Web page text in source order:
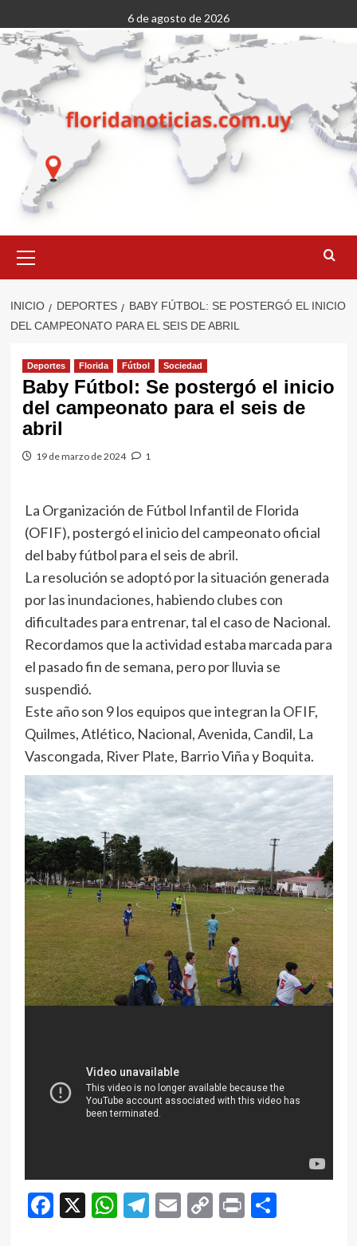
al
contenido
6 de agosto de 2026
primario
INICIO DEPORTES
BABY FÚTBOL: SE POSTERGÓ EL INICIO
DEL CAMPEONATO PARA EL SEIS DE ABRIL
Deportes Florida Fútbol Sociedad
Baby Fútbol: Se postergó el inicio
del campeonato para el seis de
abril
19 de marzo de 2024 1
La Organización de Fútbol Infantil de Florida
(OFIF), postergó el inicio del campeonato oficial
del baby fútbol para el seis de abril.
La resolución se adoptó por la situación generada
por las inundaciones, habiendo clubes con
dificultades para entrenar, tal el caso de Nacional.
Recordamos que la actividad estaba marcada para
el pasado fin de semana, pero por lluvia se
suspendió.
Este año son 9 los equipos que integran la OFIF,
Quilmes, Atlético, Nacional, Avenida, Candil, La
Vascongada, River Plate, Barrio Viña y Boquita.
Facebook
X WhatsApp
Telegram
EmailCopy
Print